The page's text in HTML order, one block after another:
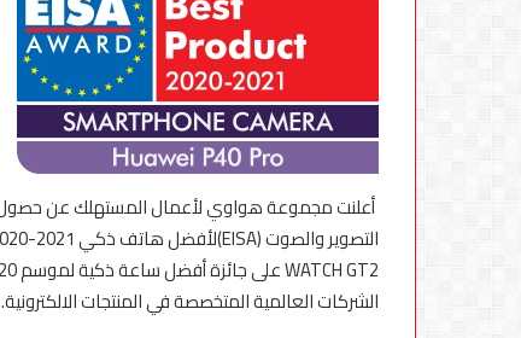
الشركات العالمية المتخصصة في المنتجات الالكترونية.
القومي
لتنظيم
الاتصالات
يعلن
إعادة
6 أغسطس، 2026